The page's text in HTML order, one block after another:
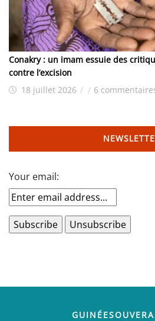
Conakry : un imam essuie des
contre l’excision
18 juillet 2026 / / 6
Your email: